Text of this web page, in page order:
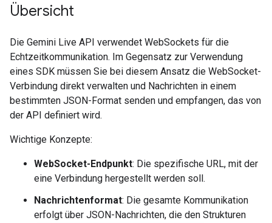
Übersicht
Die Gemini Live API verwendet WebSockets für die
Echtzeitkommunikation. Im Gegensatz zur Verwendung
eines SDK müssen Sie bei diesem Ansatz die WebSocket-
Verbindung direkt verwalten und Nachrichten in einem
bestimmten JSON-Format senden und empfangen, das von
der API definiert wird.
Wichtige Konzepte:
WebSocket-Endpunkt: Die spezifische URL, mit der
eine Verbindung hergestellt werden soll.
Nachrichtenformat: Die gesamte Kommunikation
erfolgt über JSON-Nachrichten, die den Strukturen